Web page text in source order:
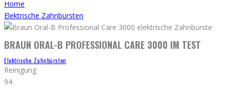
Home
Elektrische Zahnbürsten
BRAUN ORAL-B PROFESSIONAL CARE 3000 IM TEST
Elektrische Zahnbürsten
Reinigung
94